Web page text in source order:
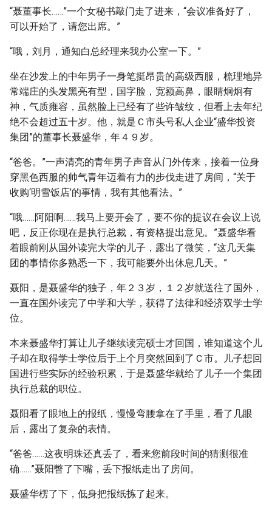
“聂董事长……”一个女秘书敲门走了进来，“会议准备好了，
可以开始了，请您出席。”
“哦，刘月，通知白总经理来我办公室一下。”
坐在沙发上的中年男子一身笔挺昂贵的高级西服，梳理地异
常端庄的头发黑亮有型，国字脸，宽额高鼻，眼睛炯炯有
神，气质雍容，虽然脸上已经有了些许皱纹，但看上去年纪
绝不会超过五十岁。他，就是Ｃ市头号私人企业“盛华投资
集团”的董事长聂盛华，年４９岁。
“爸爸。”一声清亮的青年男子声音从门外传来，接着一位身
穿黑色西服的帅气青年迈着有力的步伐走进了房间，“关于
收购‘明雪饭店’的事情，我有其他看法。”
“哦……阿阳啊……我马上要开会了，要不你的提议在会议上说
吧，反正你现在是执行总裁，有资格提出意见。”聂盛华看
着眼前刚从国外读完大学的儿子，露出了微笑，“这几天集
团的事情你多熟悉一下，我可能要外出休息几天。”
聂阳，是聂盛华的独子，年２３岁，１２岁就送往了国外，
一直在国外读完了中学和大学，获得了法律和经济双学士学
位。
本来聂盛华打算让儿子继续读完硕士才回国，谁知道这个儿
子却在取得学士学位后于上个月突然回到了Ｃ市。儿子想回
国进行些实际的经验积累，于是聂盛华就给了儿子一个集团
执行总裁的职位。
聂阳看了眼地上的报纸，慢慢弯腰拿在了手里，看了几眼
后，露出了复杂的表情。
“爸爸……这夜明珠还真丢了，看来您前段时间的猜测很准
确……”聂阳瞥了下嘴，丢下报纸走出了房间。
聂盛华楞了下，低身把报纸拣了起来。